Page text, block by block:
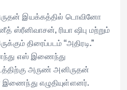
இயக்கத்தில் டொவினோ
ஸ்ரீனிவாசன், ரியா ஷிபு மற்றும்
திரைப்படம் “அதிரடி.”
எஸ் இணைந்து
அருண் அனிருதன்
இணைந்து எழுதியுள்ளனர்.